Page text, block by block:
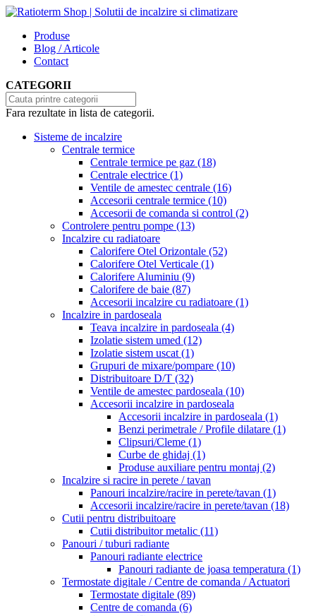
Produse
Blog / Articole
Contact
CATEGORII
Fara rezultate in lista de categorii.
Sisteme de incalzire
Centrale termice
Centrale termice pe gaz (18)
Centrale electrice (1)
Ventile de amestec centrale (16)
Accesorii centrale termice (10)
Accesorii de comanda si control (2)
Controlere pentru pompe (13)
Incalzire cu radiatoare
Calorifere Otel Orizontale (52)
Calorifere Otel Verticale (1)
Calorifere Aluminiu (9)
Calorifere de baie (87)
Accesorii incalzire cu radiatoare (1)
Incalzire in pardoseala
Teava incalzire in pardoseala (4)
Izolatie sistem umed (12)
Izolatie sistem uscat (1)
Grupuri de mixare/pompare (10)
Distribuitoare D/T (32)
Ventile de amestec pardoseala (10)
Accesorii incalzire in pardoseala
Accesorii incalzire in pardoseala (1)
Benzi perimetrale / Profile dilatare (1)
Clipsuri/Cleme (1)
Curbe de ghidaj (1)
Produse auxiliare pentru montaj (2)
Incalzire si racire in perete / tavan
Panouri incalzire/racire in perete/tavan (1)
Accesorii incalzire/racire in perete/tavan (18)
Cutii pentru distribuitoare
Cutii distribuitor metalic (11)
Panouri / tuburi radiante
Panouri radiante electrice
Panouri radiante de joasa temperatura (1)
Termostate digitale / Centre de comanda / Actuatori
Termostate digitale (89)
Centre de comanda (6)